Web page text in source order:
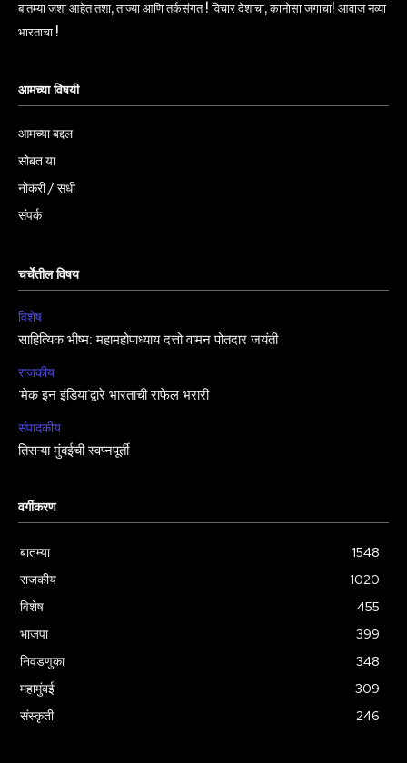
बातम्या जशा आहेत तशा, ताज्या आणि तर्कसंगत ! विचार देशाचा, कानोसा जगाचा! आवाज नव्या
भारताचा !
आमच्या विषयी
आमच्या बद्दल
सोबत या
नोकरी / संधी
संपर्क
चर्चेतील विषय
विशेष
साहित्यिक भीष्म: महामहोपाध्याय दत्तो वामन पोतदार जयंती
राजकीय
‘मेक इन इंडिया’द्वारे भारताची राफेल भरारी
संपादकीय
तिसऱ्या मुंबईची स्वप्नपूर्ती
वर्गीकरण
बातम्या
1548
राजकीय
1020
विशेष
455
भाजपा
399
निवडणुका
348
महामुंबई
309
संस्कृती
246